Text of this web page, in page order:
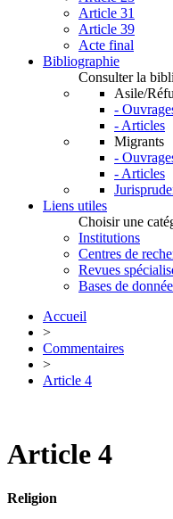
Article 31
Article 39
Acte final
Bibliographie
Consulter la
Asile/
-
- Articles
Migrants
-
- Articles
Liens utiles
Choisir une
Institutions
Centres de
Revues
Bases de
Accueil
>
Commentaires
>
Article 4
Article 4
Religion